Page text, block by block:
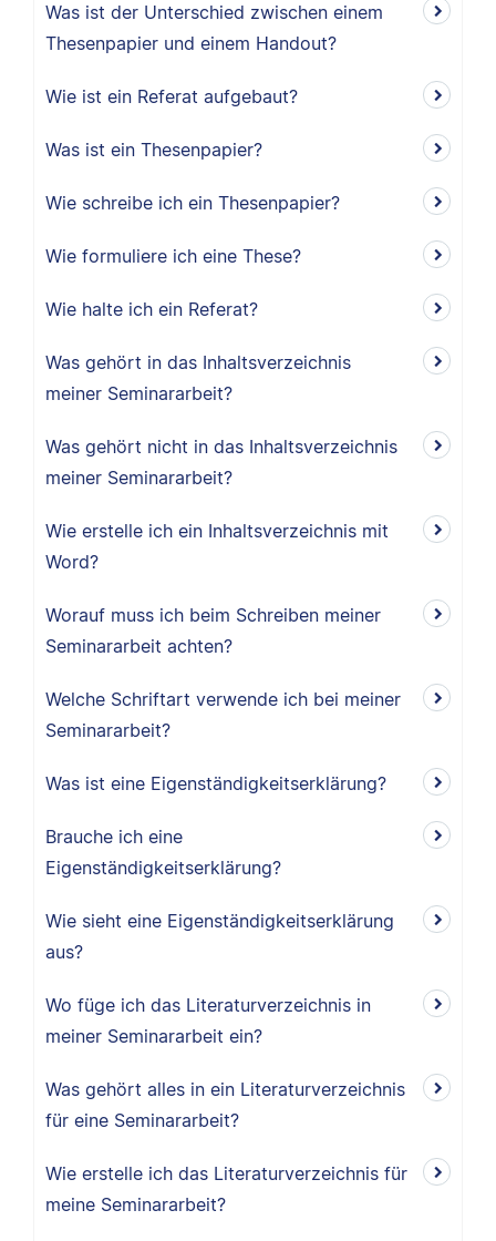
Was ist der Unterschied zwischen einem
Thesenpapier und einem Handout?
Wie ist ein Referat aufgebaut?
Was ist ein Thesenpapier?
Wie schreibe ich ein Thesenpapier?
Wie formuliere ich eine These?
Wie halte ich ein Referat?
Was gehört in das Inhaltsverzeichnis
meiner Seminararbeit?
Was gehört nicht in das Inhaltsverzeichnis
meiner Seminararbeit?
Wie erstelle ich ein Inhaltsverzeichnis mit
Word?
Worauf muss ich beim Schreiben meiner
Seminararbeit achten?
Welche Schriftart verwende ich bei meiner
Seminararbeit?
Was ist eine Eigenständigkeitserklärung?
Brauche ich eine
Eigenständigkeitserklärung?
Wie sieht eine Eigenständigkeitserklärung
aus?
Wo füge ich das Literaturverzeichnis in
meiner Seminararbeit ein?
Was gehört alles in ein Literaturverzeichnis
für eine Seminararbeit?
Wie erstelle ich das Literaturverzeichnis für
meine Seminararbeit?